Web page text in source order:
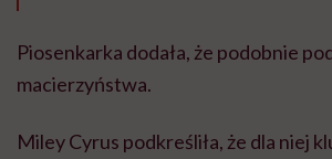
Piosenkarka dodała, że podobnie
macierzyństwa.
Miley Cyrus podkreśliła, że dla niej